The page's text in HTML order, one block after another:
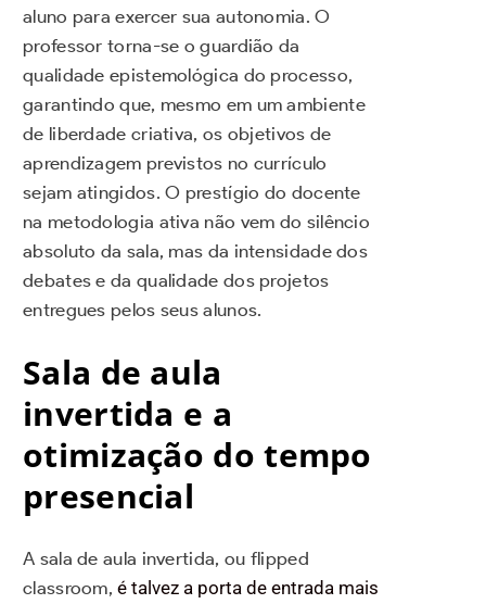
aluno para exercer sua autonomia. O
professor torna-se o guardião da
qualidade epistemológica do processo,
garantindo que, mesmo em um ambiente
de liberdade criativa, os objetivos de
aprendizagem previstos no currículo
sejam atingidos. O prestígio do docente
na metodologia ativa não vem do silêncio
absoluto da sala, mas da intensidade dos
debates e da qualidade dos projetos
entregues pelos seus alunos.
Sala de aula
invertida e a
otimização do tempo
presencial
A sala de aula invertida, ou flipped
classroom,é talvez a porta de entrada mais